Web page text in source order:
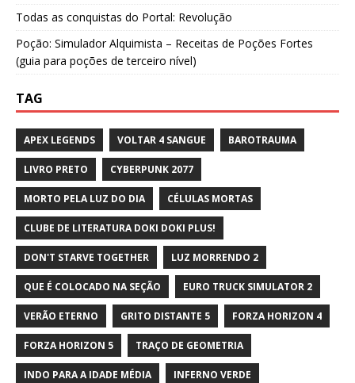
Todas as conquistas do Portal: Revolução
Poção: Simulador Alquimista – Receitas de Poções Fortes
(guia para poções de terceiro nível)
TAG
APEX LEGENDS VOLTAR 4 SANGUE BAROTRAUMA
LIVRO PRETO CYBERPUNK 2077
MORTO PELA LUZ DO DIA CÉLULAS MORTAS
CLUBE DE LITERATURA DOKI DOKI PLUS!
DON'T STARVE TOGETHER LUZ MORRENDO 2
QUE É COLOCADO NA SEÇÃO EURO TRUCK SIMULATOR 2
VERÃO ETERNO GRITO DISTANTE 5 FORZA HORIZON 4
FORZA HORIZON 5 TRAÇO DE GEOMETRIA
INDO PARA A IDADE MÉDIA INFERNO VERDE